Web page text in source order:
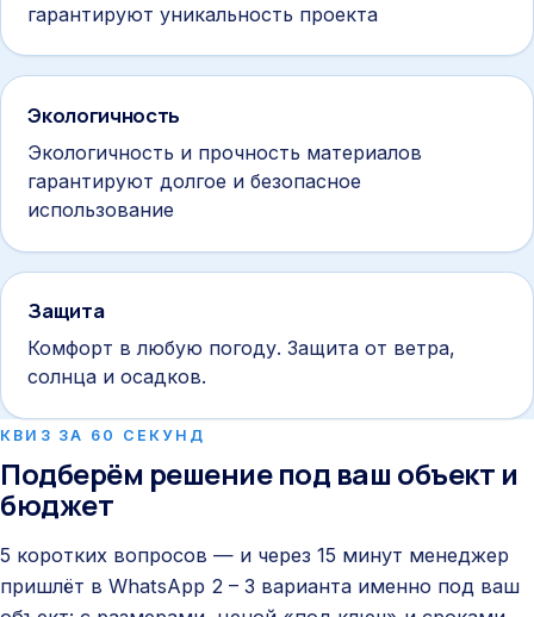
гарантируют уникальность проекта
Экологичность
Экологичность и прочность материалов
гарантируют долгое и безопасное
использование
Защита
Комфорт в любую погоду. Защита от ветра,
солнца и осадков.
КВИЗ ЗА 60 СЕКУНД
Подберём решение под ваш объект и
бюджет
5 коротких вопросов — и через 15 минут менеджер
пришлёт в WhatsApp 2 – 3 варианта именно под ваш